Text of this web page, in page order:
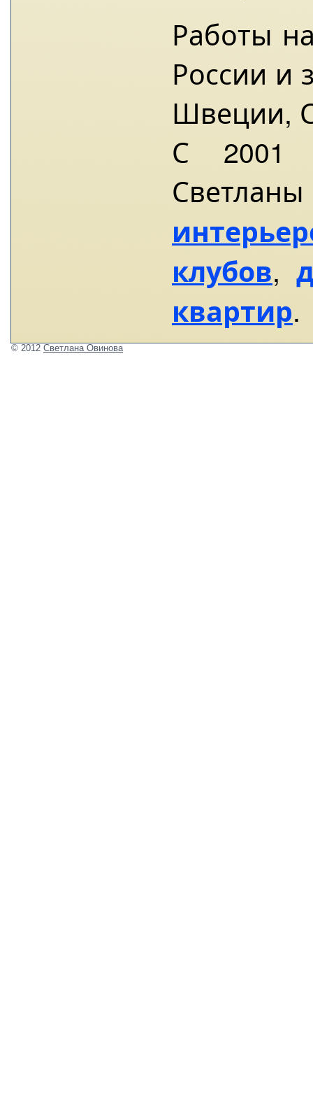
Работы
России и
Швеции,
С 2001
клубов,
квартир.
© 2012 Светлана Овинова